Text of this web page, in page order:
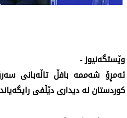
وێستگه‌نیوز -
ئه‌مڕۆ شه‌ممه‌ بافڵ‌ تاڵه‌بانی‌
كوردستان له‌ دیداری‌ دێڵفی‌